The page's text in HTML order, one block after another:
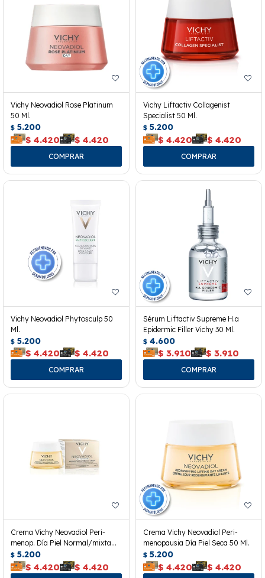
Vichy Neovadiol Rose Platinum
50 Ml.
$ 5.200
$ 4.420 $ 4.420
Vichy Liftactiv Collagenist
Specialist 50 Ml.
$ 5.200
$ 4.420 $ 4.420
Vichy Neovadiol Phytosculp 50
Ml.
$ 5.200
$ 4.420 $ 4.420
Sérum Liftactiv Supreme H.a
Epidermic Filler Vichy 30 Ml.
$ 4.600
$ 3.910 $ 3.910
Crema Vichy Neovadiol Peri-
menop. Día Piel Normal/mixta
50ml
$ 5.200
$ 4.420 $ 4.420
Crema Vichy Neovadiol Peri-
menopausia Día Piel Seca 50 Ml.
$ 5.200
$ 4.420 $ 4.420